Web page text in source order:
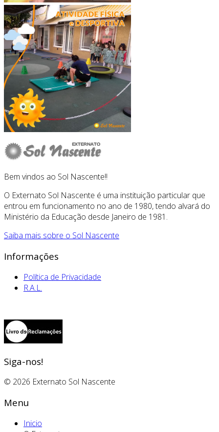
Bem vindos ao Sol Nascente!!
O Externato Sol Nascente é uma instituição particular que
entrou em funcionamento no ano de 1980, tendo alvará do
Ministério da Educação desde Janeiro de 1981.
Saiba mais sobre o Sol Nascente
Informações
Política de Privacidade
R.A.L.
Siga-nos!
© 2026 Externato Sol Nascente
Menu
Inicio